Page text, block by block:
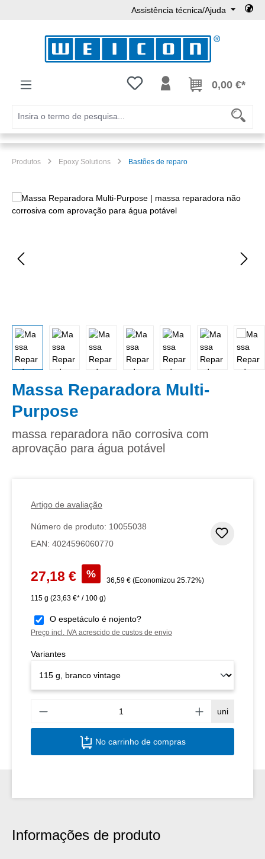
Assistência técnica/Ajuda
Tem 0 itens da lista de desejos
0,00 €*
Produtos Epoxy Solutions Bastões de reparo
Ignorar galeria de imagens
Massa Reparadora Multi-
Purpose
massa reparadora não corrosiva com
aprovação para água potável
Artigo de avaliação
Número de produto: 10055038
EAN: 4024596060770
Preço de venda:
27,18 € % Preço normal:
36,59 € (Economizou 25.72%)
115 g (23,63 €* / 100 g)
O espetáculo é nojento?
Preço incl. IVA acrescido de custos de envio
Variantes
uni
No carrinho de compras
Informações de produto